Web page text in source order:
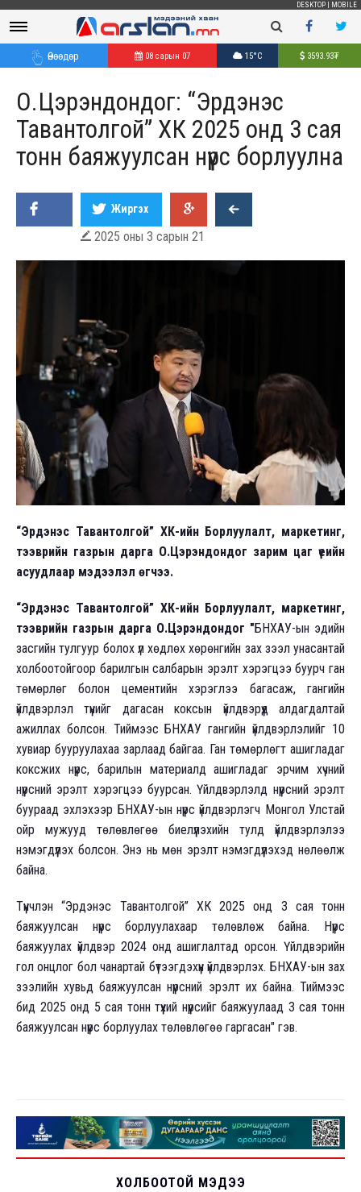
DESKTOP MOBILE
Өнөөдөр 08 сарын 07 15°C 3593.93₮
О.Цэрэндондог: “Эрдэнэс
Тавантолгой” ХК 2025 онд 3 сая
тонн баяжуулсан нүүрс борлуулна
Жиргэх
 2025 оны 3 сарын 21
“Эрдэнэс Тавантолгой” ХК-ийн Борлуулалт, маркетинг,
тээврийн газрын дарга О.Цэрэндондог зарим цаг үеийн
асуудлаар мэдээлэл өгчээ.
“Эрдэнэс Тавантолгой” ХК-ийн Борлуулалт, маркетинг,
тээврийн газрын дарга О.Цэрэндондог "БНХАУ-ын эдийн
засгийн тулгуур болох үл хөдлөх хөрөнгийн зах зээл унасантай
холбоотойгоор барилгын салбарын эрэлт хэрэгцээ буурч ган
төмөрлөг болон цементийн хэрэглээ багасаж, гангийн
үйлдвэрлэл түүнийг дагасан коксын үйлдвэрүүд алдагдалтай
ажиллах болсон. Тиймээс БНХАУ гангийн үйлдвэрлэлийг 10
хувиар бууруулахаа зарлаад байгаа. Ган төмөрлөгт ашигладаг
коксжих нүүрс, барилын материалд ашигладаг эрчим хүчний
нүүрсний эрэлт хэрэгцээ буурсан. Үйлдвэрлэлд нүүрсний эрэлт
буураад эхлэхээр БНХАУ-ын нүүрс үйлдвэрлэгч Монгол Улстай
ойр мужууд төлөвлөгөө биелүүлэхийн тулд үйлдвэрлэлээ
нэмэгдүүлэх болсон. Энэ нь мөн эрэлт нэмэгдүүлэхэд нөлөөлж
байна.
Түүнчлэн “Эрдэнэс Тавантолгой” ХК 2025 онд 3 сая тонн
баяжуулсан нүүрс борлуулахаар төлөвлөж байна. Нүүрс
баяжуулах үйлдвэр 2024 онд ашиглалтад орсон. Үйлдвэрийн
гол онцлог бол чанартай бүтээгдэхүүн үйлдвэрлэх. БНХАУ-ын зах
зээлийн хувьд баяжуулсан нүүрсний эрэлт их байна. Тиймээс
бид 2025 онд 5 сая тонн түүхий нүүрсийг баяжуулаад 3 сая тонн
баяжуулсан нүүрс борлуулах төлөвлөгөө гаргасан" гэв.
ХОЛБООТОЙ МЭДЭЭ